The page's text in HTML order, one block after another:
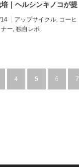
培｜ヘルシンキノコが提
気軽なサステナブルへの
アップサイクル, コーヒ
ー, 独自レポ
4 5 6 7